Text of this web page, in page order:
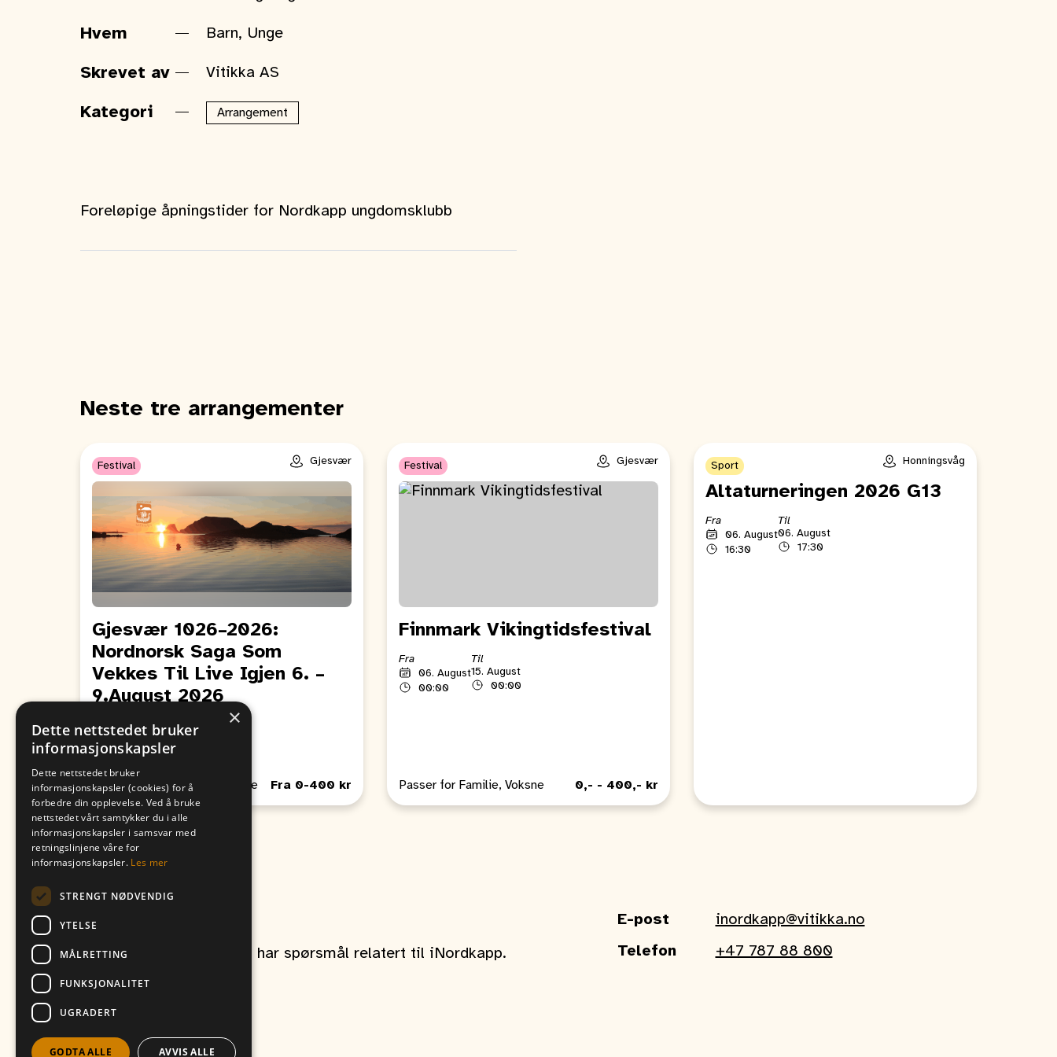
Hvem Barn, Unge
Skrevet av Vitikka AS
Kategori Arrangement
Foreløpige åpningstider for Nordkapp ungdomsklubb
Neste tre arrangementer
Festival Gjesvær
Gjesvær 1026–2026:
Nordnorsk Saga Som
Vekkes Til Live Igjen 6. –
9.August 2026
Fra
00:00
Til
09. August
Passer for Barn, Unge, Voksne Fra 0-400 kr
Festival Gjesvær
Finnmark Vikingtidsfestival
Fra
06. August
00:00
Til
15. August
00:00
Passer for Familie, Voksne 0,- - 400,- kr
Sport Honningsvåg
Altaturneringen 2026 G13
Fra
06. August
16:30
Til
06. August
17:30
Kontakt oss
Ta gjerne kontakt om du har spørsmål relatert til iNordkapp.
E-post
inordkapp@vitikka.no
Telefon
+47 787 88 800
×
Dette nettstedet bruker
informasjonskapsler
Dette nettstedet bruker
informasjonskapsler (cookies) for å
forbedre din opplevelse. Ved å bruke
nettstedet vårt samtykker du i alle
informasjonskapsler i samsvar med
retningslinjene våre for
informasjonskapsler. Les mer
STRENGT NØDVENDIG
YTELSE
MÅLRETTING
FUNKSJONALITET
UGRADERT
GODTA ALLE AVVIS ALLE